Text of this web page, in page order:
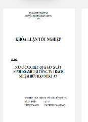
Công ty Cổ phần
Dệt may Thái